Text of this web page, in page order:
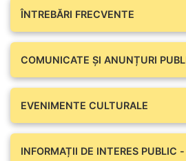
ÎNTREBĂRI FRECVENTE
COMUNICATE ŞI ANUNȚURI
EVENIMENTE CULTURALE
INFORMAȚII DE INTERES